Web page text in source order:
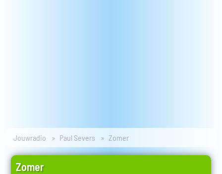
Jouwradio Paul Severs Zomer
Zomer